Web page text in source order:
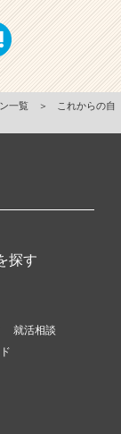
一覧 ＞
これからの自
探す
就活相談